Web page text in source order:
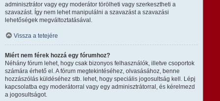
adminisztrátor vagy egy moderátor törölheti vagy szerkesztheti a
szavazást. Így nem lehet manipulálni a szavazást a szavazási
lehetőségek megváltoztatásával.
Vissza a tetejére
Miért nem férek hozzá egy fórumhoz?
Néhány fórum lehet, hogy csak bizonyos felhasználók, illetve csoportok
számára érhető el. A fórum megtekintéséhez, olvasásához, benne
hozzászólás küldéséhez stb. lehet, hogy speciális jogosultság kell. Lépj
kapcsolatba egy moderátorral vagy egy adminisztrátorral, és kérelmezd
a jogosultságot.